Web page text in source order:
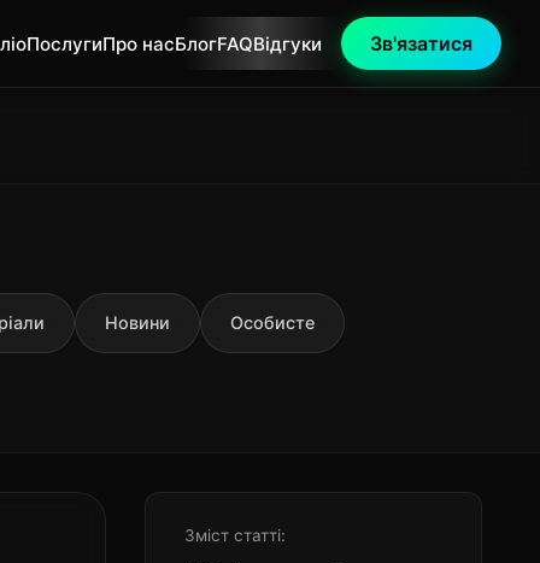
ПослугиПро насБлогFAQВідгуки Зв'язатися
Новини Особисте
Зміст статті: